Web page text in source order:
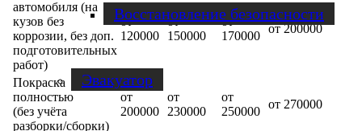
Восстановление безопасности
Эвакуатор
автомобиля (на
кузов без
коррозии, без доп.
подготовительных
работ)
от
120000
от
150000
от
170000
от 200000
Покраска
полностью
(без учёта
разборки/сборки)
от
200000
от
230000
от
250000
от 270000